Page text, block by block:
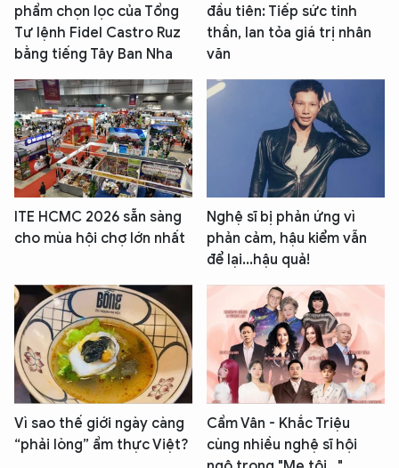
phẩm chọn lọc của Tổng
Tư lệnh Fidel Castro Ruz
bằng tiếng Tây Ban Nha
đầu tiên: Tiếp sức tinh
thần, lan tỏa giá trị nhân
văn
ITE HCMC 2026 sẵn sàng
cho mùa hội chợ lớn nhất
Nghệ sĩ bị phản ứng vì
phản cảm, hậu kiểm vẫn
để lại...hậu quả!
Vì sao thế giới ngày càng
“phải lòng” ẩm thực Việt?
Cẩm Vân - Khắc Triệu
cùng nhiều nghệ sĩ hội